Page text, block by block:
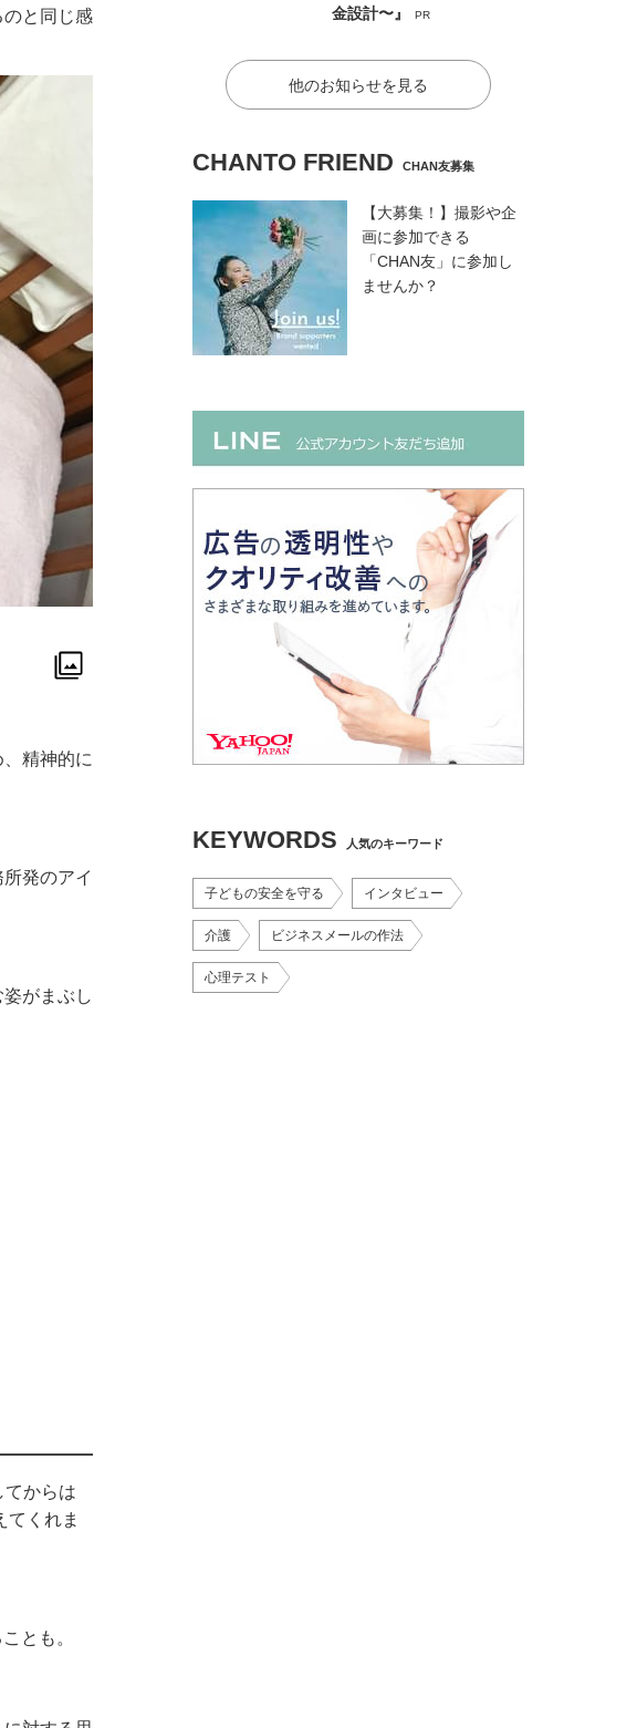
と同じ感
精神的に
発のアイ
がまぶし
てからは
てくれま
とも。
金設計〜』
PR
他のお知らせを見る
CHANTO FRIEND CHAN友募集
【大募集！】撮影や企
画に参加できる
「CHAN友」に参加し
ませんか？
KEYWORDS 人気のキーワード
子どもの安全を守る インタビュー
介護 ビジネスメールの作法
心理テスト